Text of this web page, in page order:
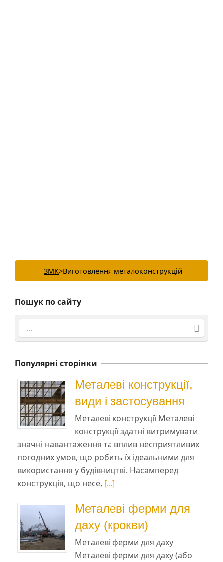
ЗМК>Виготовлення металоконструкцій
Пошук по сайту
Search
Популярні сторінки
Металеві конструкції,
види і застосування
Металеві конструкції Металеві
конструкції здатні витримувати
значні навантаження та вплив несприятливих
погодних умов, що робить їх ідеальними для
використання у будівництві. Насамперед
конструкція, що несе, [...]
Металеві ферми для
даху (крокви)
Металеві ферми для даху
Металеві ферми для даху (або